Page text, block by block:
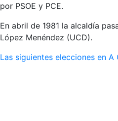
por PSOE y PCE.
En abril de 1981 la alcaldía
López Menéndez (UCD).
Las siguientes elecciones en A